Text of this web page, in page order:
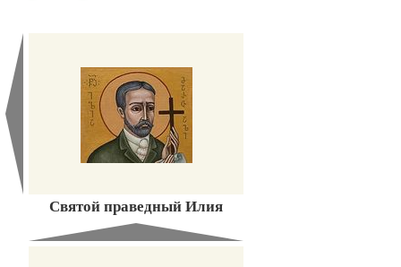
Святой праведный Илия